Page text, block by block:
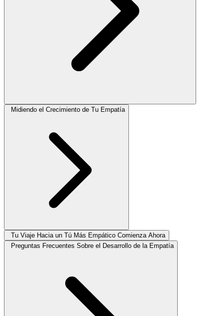
Midiendo el Crecimiento de Tu Empatía
Tu Viaje Hacia un Tú Más Empático Comienza Ahora
Preguntas Frecuentes Sobre el Desarrollo de la Empatía